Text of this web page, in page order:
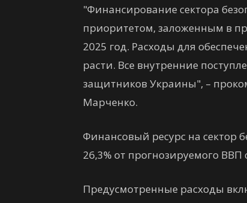
"Финансирование сектора
приоритетом, заложенным в
2025 год. Расходы для
расти. Все внутренние
защитников Украины", –
Марченко.
Финансовый ресурс на сектор
26,3% от прогнозируемого ВВП
Предусмотренные расходы